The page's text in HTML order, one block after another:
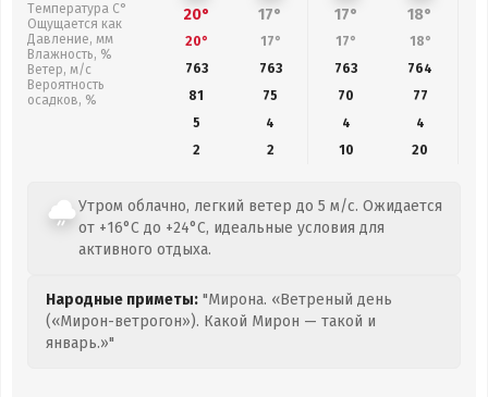
Температура С°
Ощущается как
Давление, мм
Влажность, %
Ветер, м/с
Вероятность
осадков, %
20° 17° 17° 18°
20° 17° 17° 18°
763
763 763 764
81
75 70 77
5
4 4
4
2
2 10 20
Утром облачно, легкий ветер до 5 м/с. Ожидается
от +16°C до +24°C, идеальные условия для
активного отдыха.
Народные приметы: "Мирона. «Ветреный день
(«Мирон-ветрогон»). Какой Мирон — такой и
январь.»"